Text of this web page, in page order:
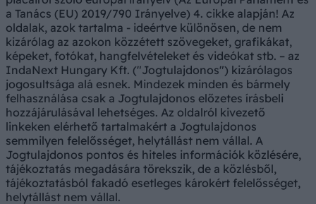
a Tanács (EU) 2019/790 Irányelve) 4. cikke alapján! Az
oldalak, azok tartalma - ideértve különösen, de nem
kizárólag az azokon közzétett szövegeket, grafikákat,
képeket, fotókat, hangfelvételeket és videókat stb. – az
IndaNext Hungary Kft. ("Jogtulajdonos") kizárólagos
jogosultsága alá esnek. Mindezek minden és bármely
felhasználása csak a Jogtulajdonos előzetes írásbeli
hozzájárulásával lehetséges. Az oldalról kivezető
linkeken elérhető tartalmakért a Jogtulajdonos
semmilyen felelősséget, helytállást nem vállal. A
Jogtulajdonos pontos és hiteles információk közlésére,
tájékoztatás megadására törekszik, de a közlésből,
tájékoztatásból fakadó esetleges károkért felelősséget,
helytállást nem vállal.